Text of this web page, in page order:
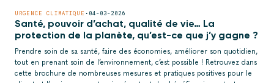
URGENCE CLIMATIQUE • 04-03-2026
Santé, pouvoir d’achat, qualité de vie… La
protection de la planète, qu’est-ce que j’y gagne ?
Prendre soin de sa santé, faire des économies, améliorer son quotidien,
tout en prenant soin de l’environnement, c’est possible ! Retrouvez dans
cette brochure de nombreuses mesures et pratiques positives pour le